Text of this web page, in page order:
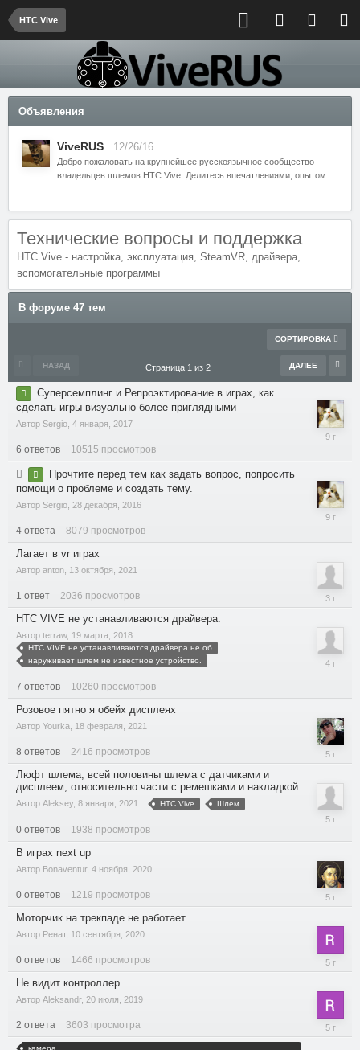
HTC Vive
Объявления
ViveRUS 12/26/16
Добро пожаловать на крупнейшее русскоязычное сообщество
владельцев шлемов HTC Vive. Делитесь впечатлениями, опытом...
Технические вопросы и поддержка
HTC Vive - настройка, эксплуатация, SteamVR, драйвера,
вспомогательные программы
В форуме 47 тем
СОРТИРОВКА
НАЗАД ДАЛЕЕ
Страница 1 из 2
Суперсемплинг и Репроэктирование в играх, как
сделать игры визуально более приглядными
Автор Sergio 4 января, 2017
6 ответов 10515 просмотров
24
Прочтите перед тем как задать вопрос, попросить
помощи о проблеме и создать тему.
Автор Sergio 28 декабря, 2016
4 ответа 8079 просмотров
Лагает в vr играх
Автор anton 13 октября, 2021
1 ответ 2036 просмотров
15
2022
HTC VIVE не устанавливаются драйвера.
Автор terraw, 19 марта, 2018
HTC VIVE не устанавливаются драйвера не об
наруживает шлем не известное устройство.
7 ответов 10260 просмотров
23
Розовое пятно я обейх дисплеях
Автор Yourka 18 февраля, 2021
8 ответов 2416 просмотров
18
2021
Люфт шлема, всей половины шлема с датчиками и
дисплеем, относительно части с ремешками и накладкой.
Автор Aleksey 8 января, 2021 HTC Vive Шлем
0 ответов 1938 просмотров
В играх next up
Автор Bonaventur, 4 ноября, 2020
0 ответов 1219 просмотров
2020
Моторчик на трекпаде не работает
Автор Ренат, 10 сентября, 2020
0 ответов 1466 просмотров
10
2020
Не видит контроллер
Автор Aleksandr, 20 июля, 2019
2 ответа 3603 просмотра
камера